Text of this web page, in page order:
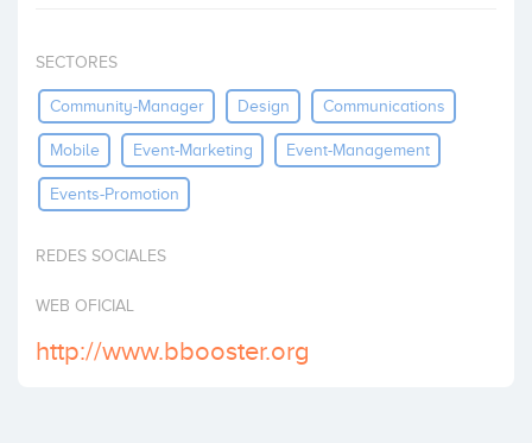
SECTORES
Community-Manager Design Communications
Mobile Event-Marketing Event-Management
Events-Promotion
REDES SOCIALES
WEB OFICIAL
http://www.bbooster.org